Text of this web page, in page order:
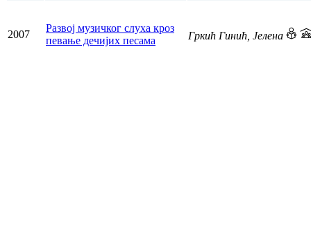
2007
Развој музичког слуха кроз
певање дечијих песама
Гркић Гинић, Јелена